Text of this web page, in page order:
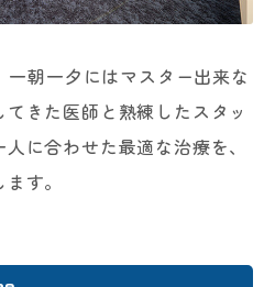
一朝一夕にはマスター出来な
きた医師と熟練したスタッ
に合わせた最適な治療を、
す。